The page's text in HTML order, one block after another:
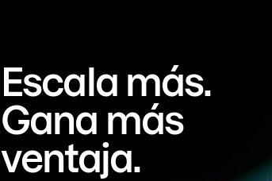
Escala más.
Gana más
ventaja.